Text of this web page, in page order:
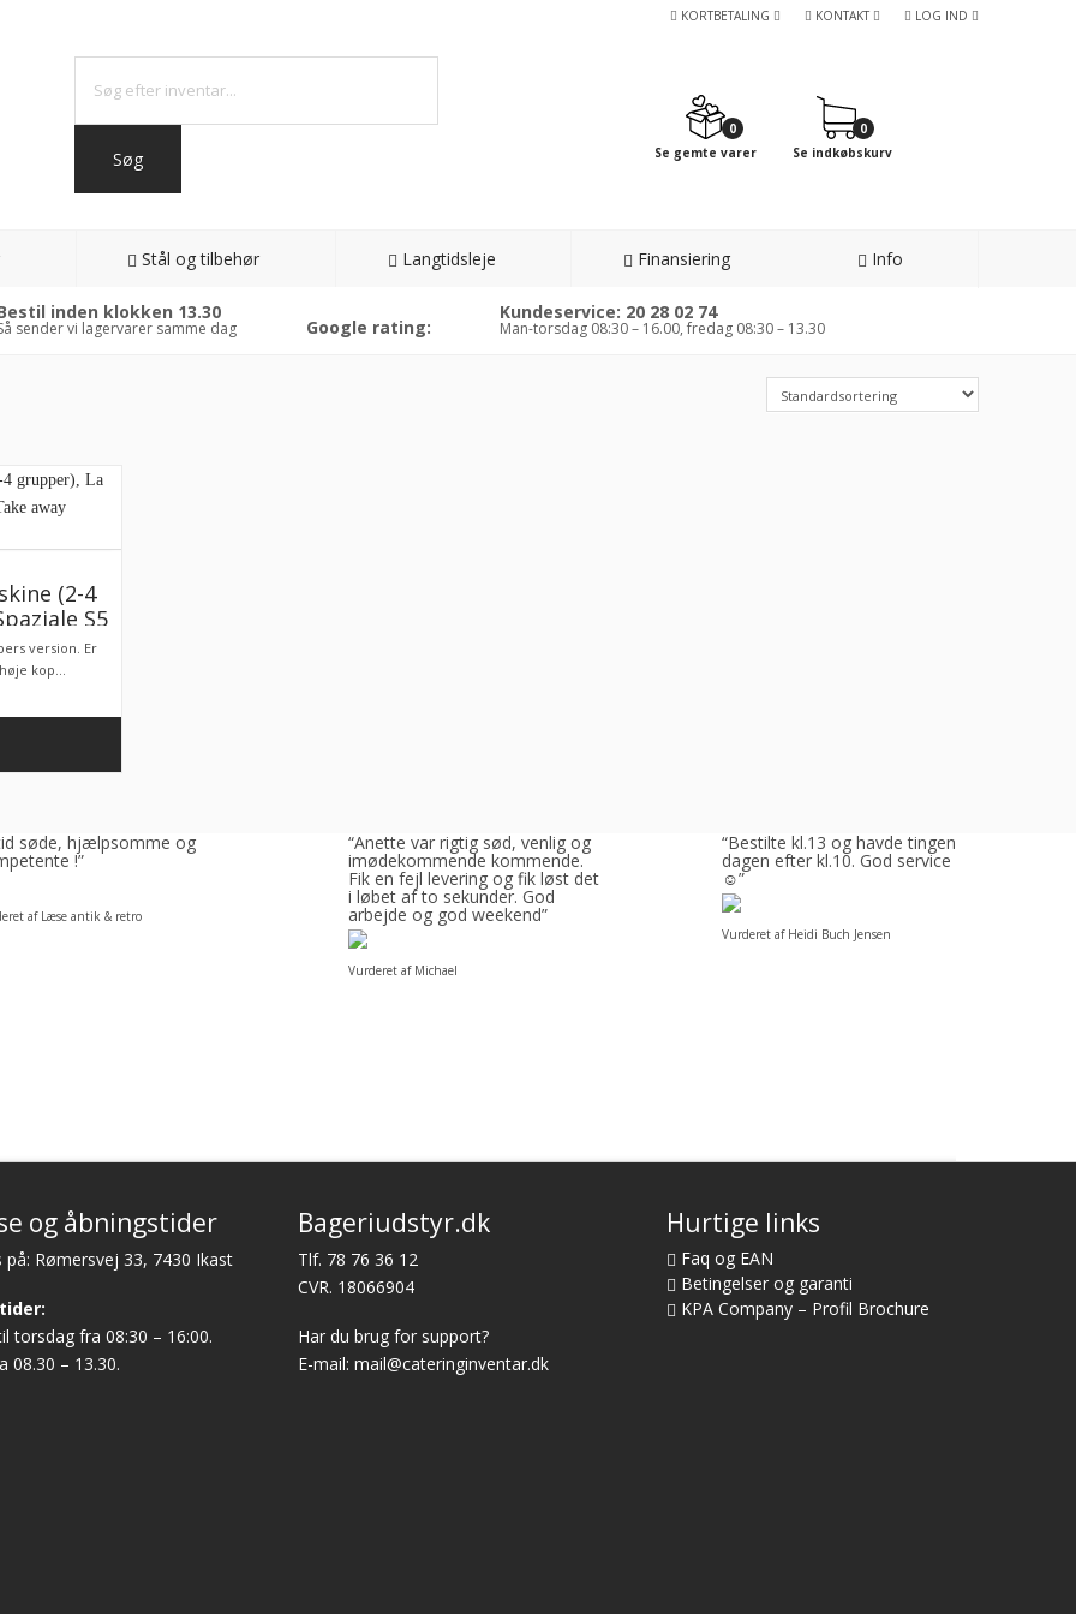
KORTBETALING KONTAKT LOG IND
0
Se gemte varer
0
Se indkøbskurv
Stål og tilbehør Langtidsleje Finansiering Info
inden klokken 13.30
sender vi lagervarer samme dag Google rating:
Kundeservice: 20 28 02 74
Man-torsdag 08:30 – 16.00, fredag 08:30 – 13.30
(2-4
S5
away
version. Er
kop...
søde, hjælpsomme og
!”
af Læse antik & retro
“Anette var rigtig sød, venlig og
imødekommende kommende.
Fik en fejl levering og fik løst det
i løbet af to sekunder. God
arbejde og god weekend”
Vurderet af Michael
“Bestilte kl.13 og havde tingene
dagen efter kl.10. God service
☺”
Vurderet af Heidi Buch Jensen
og åbningstider
på: Rømersvej 33, 7430 Ikast
torsdag fra 08:30 – 16:00.
08.30 – 13.30.
Bageriudstyr.dk
Tlf. 78 76 36 12
CVR. 18066904
Har du brug for support?
E-mail: mail@cateringinventar.dk
Hurtige links
Faq og EAN
Betingelser og garanti
KPA Company – Profil Brochure